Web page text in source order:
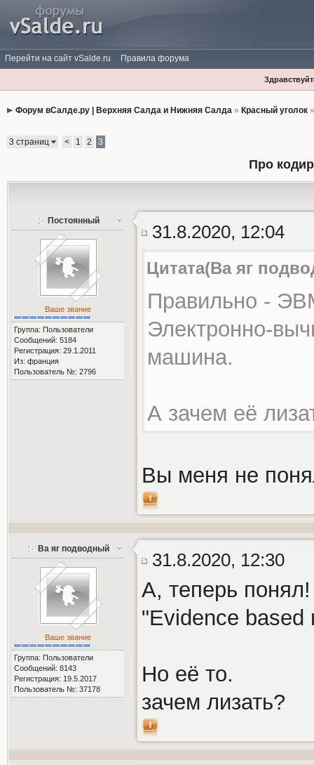
Перейти на сайт vSalde.ru Правила форума
Форум вСалде.ру | Верхняя Салда и Нижняя Салда» Красный уголок
3 страниц < 1 2 3
Про
Постоянный
Ваше звание
Группа: Пользователи
Сообщений: 5184
Регистрация: 29.1.2011
Из: франция
Пользователь №: 2796
31.8.2020, 12:04
Цитата(Ва яг
Правильно -
Электронно-
машина.
А зачем её
Вы меня не
Ва яг подводный
Ваше звание
Группа: Пользователи
Сообщений: 8143
Регистрация: 19.5.2017
Пользователь №: 37178
31.8.2020, 12:30
А, теперь понял!
"Evidence
Но её то.
зачем лизать?